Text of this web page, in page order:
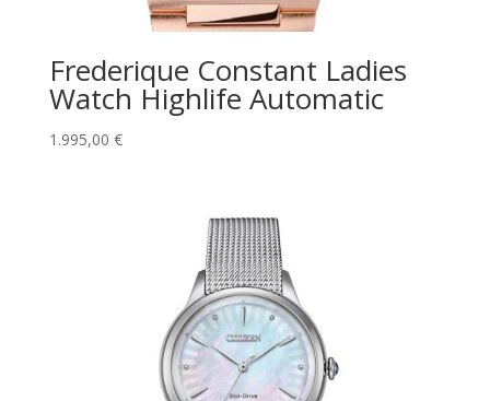
Frederique Constant Ladies
Watch Highlife Automatic
1.995,00 €